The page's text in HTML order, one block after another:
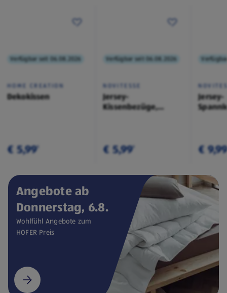
Verfügbar seit 06.08.2026
HOME CREATION
Dekokissen
€ 5,99¹
Verfügbar seit 06.08.2026
NOVITESSE
Jersey-
Kissenbezüge,
€ 5,99¹
Jersey-
€
Angebote ab
Donnerstag, 6.8.
Wohlfühl Angebote zum
HOFER Preis